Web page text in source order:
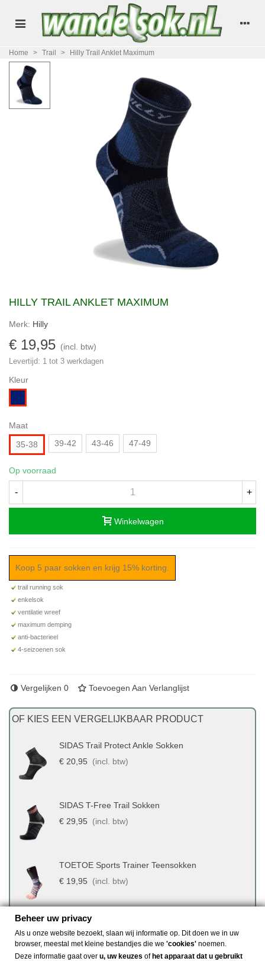
Home > Trail > Hilly Trail Anklet Maximum
HILLY TRAIL ANKLET MAXIMUM
Merk: Hilly
€ 19,95 (incl. btw)
Levertijd: 1 tot 3 werkdagen
Kleur
Maat
35-38
39-42 43-46 47-49
Op voorraad
- +
Winkelwagen
Koop 5 paar sokken en krijg 15% korting.
trail running sok
enkelsok
ventilatie wreef
maximum demping
anti-bacterieel
4-seizoenen sok
Vergelijken 0 Toevoegen Aan Verlanglijst
OF KIES EEN VERGELIJKBAAR PRODUCT
SIDAS Trail Protect Ankle Sokken
€ 20,95
(incl. btw)
SIDAS T-Free Trail Sokken
€ 29,95
(incl. btw)
TOETOE Sports Trainer Teensokken
€ 19,95
(incl. btw)
Beheer uw privacy
Als u onze website bezoekt, slaan wij informatie op. Dit doen we in uw
browser, meestal met kleine bestandjes die we 'cookies' noemen.
Deze informatie gaat over u, uw keuzes of het apparaat dat u gebruikt